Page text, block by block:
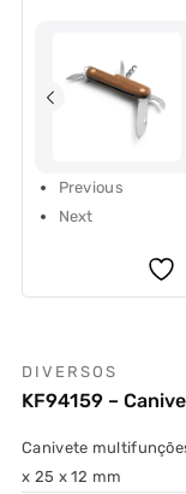
Previous
Next
DIVERSOS
KF94159 –
Canivete
x 25 x 12 mm